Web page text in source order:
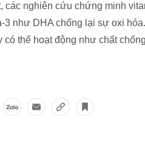
các nghiên cứu chứng minh
3 như DHA chống lại sự oxi
có thể hoạt động như chất